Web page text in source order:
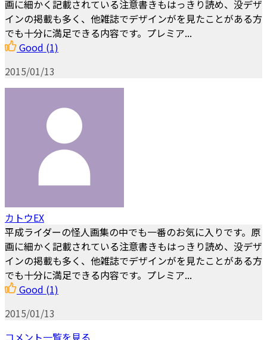
画に細かく記載されている注意書きもはっきり読め、没デザ
インの掲載も多く、他雑誌でデザインがを見たことがある方
でも十分に満足できる内容です。プレミア...
Good (1)
2015/01/13
カトウEX
平成ライダーの怪人画集の中でも一番のお気に入りです。原
画に細かく記載されている注意書きもはっきり読め、没デザ
インの掲載も多く、他雑誌でデザインがを見たことがある方
でも十分に満足できる内容です。プレミア...
Good (1)
2015/01/13